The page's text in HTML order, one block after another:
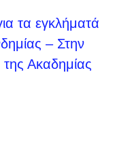
τα εγκλήματά
– Στην
Ακαδημίας